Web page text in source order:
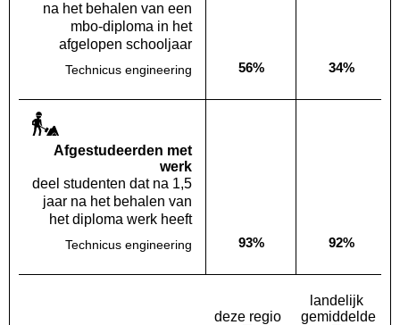
na het behalen van een
mbo-diploma in het
afgelopen schooljaar
Technicus engineering Deze opleiding:
56% Landelijk
34%
Af­gestudeerden met
werk
deel studenten dat na 1,5
jaar na het behalen van
het diploma werk heeft
Technicus engineering Deze opleiding:
93% Landelijk
92%
deze regio
landelijk
gemiddelde